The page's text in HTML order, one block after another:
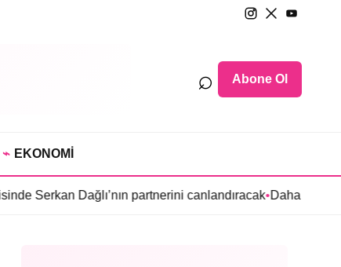
⌕ Abone Ol
⌁ EKONOMİ
partnerini canlandıracak•Daha 17’ye Emir